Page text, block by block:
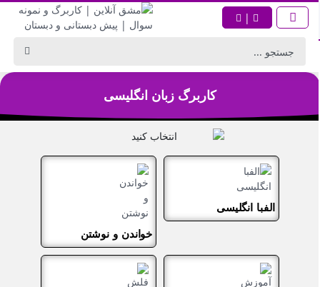
|
کاربرگ زبان انگلیسی
الفبا انگلیسی
خواندن و نوشتن